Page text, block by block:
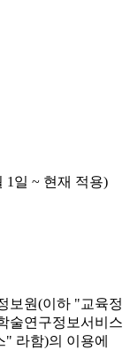
1일 ~ 현재 적용)
보원(이하 "교육정
술연구정보서비스
라함)의 이용에